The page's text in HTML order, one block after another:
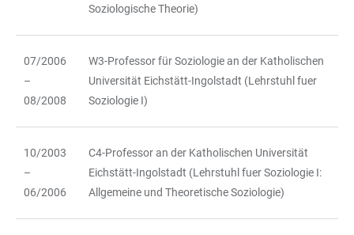
Soziologische Theorie)
07/2006
–
08/2008
W3-Professor für Soziologie an der Katholischen
Universität Eichstätt-Ingolstadt (Lehrstuhl fuer
Soziologie I)
10/2003
–
06/2006
C4-Professor an der Katholischen Universität
Eichstätt-Ingolstadt (Lehrstuhl fuer Soziologie I:
Allgemeine und Theoretische Soziologie)